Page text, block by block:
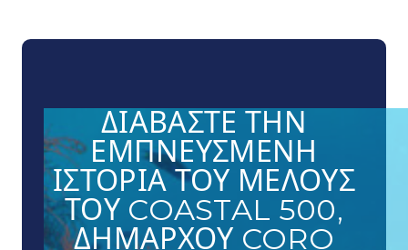
ΔΙΑΒΆΣΤΕ ΤΗΝ
ΕΜΠΝΕΥΣΜΈΝΗ
ΙΣΤΟΡΊΑ ΤΟΥ ΜΈΛΟΥΣ
ΤΟΥ COASTAL 500,
ΔΗΜΆΡΧΟΥ CORO